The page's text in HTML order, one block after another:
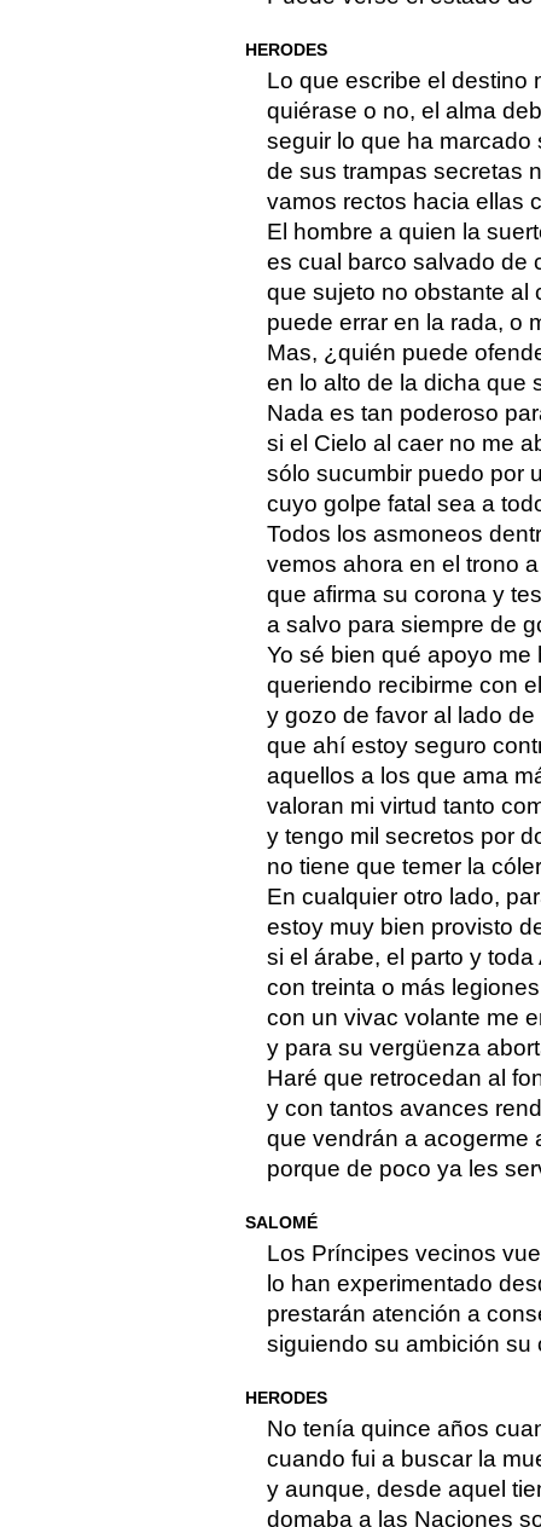
HERODES
Lo que escribe el destino
quiérase o no, el alma
seguir lo que ha marcado
de sus trampas secretas
vamos rectos hacia ellas
El hombre a quien la
es cual barco salvado de
que sujeto no obstante al
puede errar en la rada, o
Mas, ¿quién puede
en lo alto de la dicha que
Nada es tan poderoso
si el Cielo al caer no me
sólo sucumbir puedo por
cuyo golpe fatal sea a
Todos los asmoneos
vemos ahora en el trono
que afirma su corona y
a salvo para siempre de
Yo sé bien qué apoyo me
queriendo recibirme con
y gozo de favor al lado de
que ahí estoy seguro
aquellos a los que ama
valoran mi virtud tanto
y tengo mil secretos por
no tiene que temer la
En cualquier otro lado,
estoy muy bien provisto
si el árabe, el parto y toda
con treinta o más
con un vivac volante me
y para su vergüenza
Haré que retrocedan al
y con tantos avances
que vendrán a acogerme
porque de poco ya les
SALOMÉ
Los Príncipes vecinos
lo han experimentado
prestarán atención a
siguiendo su ambición su
HERODES
No tenía quince años
cuando fui a buscar la
y aunque, desde aquel
domaba a las Naciones